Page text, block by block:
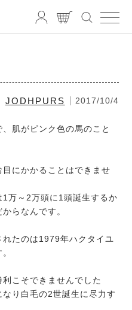
JODHPURS 2017/10/4
肌がピンク色の馬のこと
にかかることはできませ
万～2万頭に1頭誕生するか
らなんです。
たのは1979年ハクタイユ
こそできませんでした
り白毛の2世誕生に尽力す